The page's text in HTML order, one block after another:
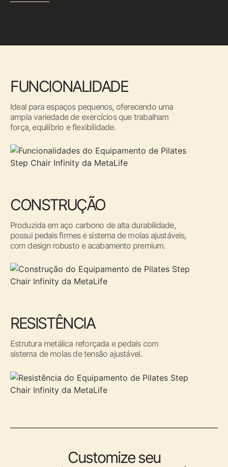
FUNCIONALIDADE
Ideal para espaços pequenos, oferecendo uma
ampla variedade de exercícios que trabalham
força, equilíbrio e flexibilidade.
CONSTRUÇÃO
Produzida em aço carbono de alta durabilidade,
possui pedais firmes e sistema de molas ajustáveis,
com design robusto e acabamento premium.
RESISTÊNCIA
Estrutura metálica reforçada e pedais com
sistema de molas de tensão ajustável.
Customize seu